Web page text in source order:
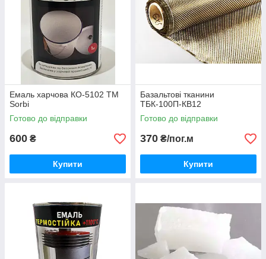
Емаль харчова КО-5102 TM
Sorbi
Готово до відправки
600 ₴
Купити
Базальтові тканини
ТБК-100П-КВ12
Готово до відправки
370 ₴/пог.м
Купити